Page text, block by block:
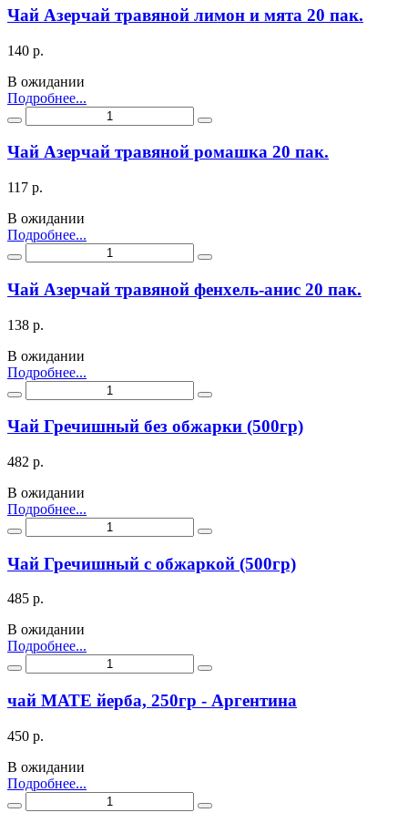
Чай Азерчай травяной лимон и мята 20 пак.
140 р.
В ожидании
Подробнее...
Чай Азерчай травяной ромашка 20 пак.
117 р.
В ожидании
Подробнее...
Чай Азерчай травяной фенхель-анис 20 пак.
138 р.
В ожидании
Подробнее...
Чай Гречишный без обжарки (500гр)
482 р.
В ожидании
Подробнее...
Чай Гречишный с обжаркой (500гр)
485 р.
В ожидании
Подробнее...
чай МАТЕ йерба, 250гр - Аргентина
450 р.
В ожидании
Подробнее...